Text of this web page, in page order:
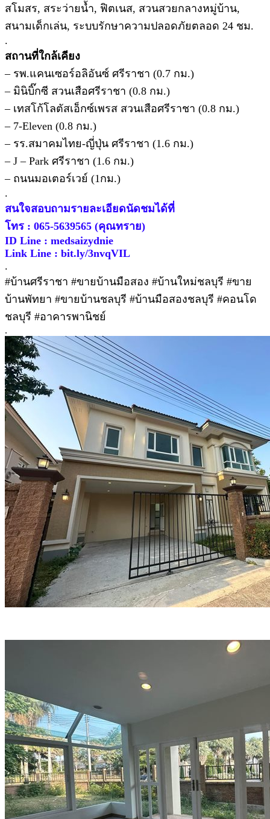
สโมสร, สระว่ายน้ำ, ฟิตเนส, สวนสวยกลางหมู่บ้าน,
สนามเด็กเล่น, ระบบรักษาความปลอดภัยตลอด 24 ชม.
.
สถานที่ใกล้เคียง
– รพ.แคนเซอร์อลิอันซ์ ศรีราชา (0.7 กม.)
– มินิบิ๊กซี สวนเสือศรีราชา (0.8 กม.)
– เทสโก้โลตัสเอ็กซ์เพรส สวนเสือศรีราชา (0.8 กม.)
– 7-Eleven (0.8 กม.)
– รร.สมาคมไทย-ญี่ปุ่น ศรีราชา (1.6 กม.)
– J – Park ศรีราชา (1.6 กม.)
– ถนนมอเตอร์เวย์ (1กม.)
.
สนใจสอบถามรายละเอียดนัดชมได้ที่
โทร : 065-5639565 (คุณทราย)
ID Line : medsaizydnie
Link Line : bit.ly/3nvqVIL
.
#บ้านศรีราชา #ขายบ้านมือสอง #บ้านใหม่ชลบุรี #ขาย
บ้านพัทยา #ขายบ้านชลบุรี #บ้านมือสองชลบุรี #คอนโด
ชลบุรี #อาคารพานิชย์
.